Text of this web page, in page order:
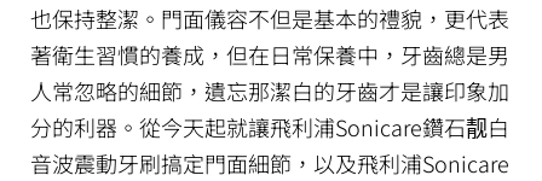
也保持整潔。門面儀容不但是基本的禮貌，更代表
著衛生習慣的養成，但在日常保養中，牙齒總是男
人常忽略的細節，遺忘那潔白的牙齒才是讓印象加
分的利器。從今天起就讓飛利浦Sonicare鑽石靓白
音波震動牙刷搞定門面細節，以及飛利浦Sonicare